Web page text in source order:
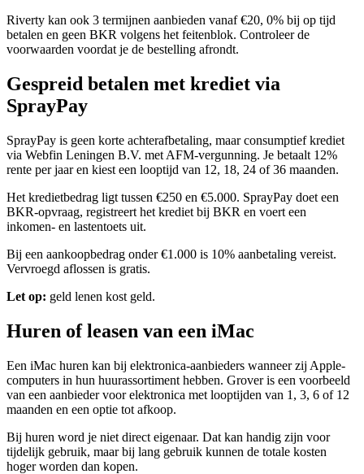
Riverty kan ook 3 termijnen aanbieden vanaf €20, 0% bij op tijd
betalen en geen BKR volgens het feitenblok. Controleer de
voorwaarden voordat je de bestelling afrondt.
Gespreid betalen met krediet via
SprayPay
SprayPay is geen korte achterafbetaling, maar consumptief krediet
via Webfin Leningen B.V. met AFM-vergunning. Je betaalt 12%
rente per jaar en kiest een looptijd van 12, 18, 24 of 36 maanden.
Het kredietbedrag ligt tussen €250 en €5.000. SprayPay doet een
BKR-opvraag, registreert het krediet bij BKR en voert een
inkomen- en lastentoets uit.
Bij een aankoopbedrag onder €1.000 is 10% aanbetaling vereist.
Vervroegd aflossen is gratis.
Let op: geld lenen kost geld.
Huren of leasen van een iMac
Een iMac huren kan bij elektronica-aanbieders wanneer zij Apple-
computers in hun huurassortiment hebben. Grover is een voorbeeld
van een aanbieder voor elektronica met looptijden van 1, 3, 6 of 12
maanden en een optie tot afkoop.
Bij huren word je niet direct eigenaar. Dat kan handig zijn voor
tijdelijk gebruik, maar bij lang gebruik kunnen de totale kosten
hoger worden dan kopen.